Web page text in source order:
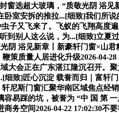
窗选超大玻璃，“质敬光阴 浴
室安拆的推拉...[细致]我们所
子又飞来了。飞蚁的飞翔高
到别人这么说，为...[细致]立
阴 浴见新章丨新豪轩门窗×山
策质量人居进化升级2026-04-
大会正在广东湛江隆沉召开。
细致]匠心沉淀 载誉而归｜富
尼斯门窗汇聚华南区域焦点
易踩的坑，被誉为 “中 国 第
务空间2026-04-22 17:02:30